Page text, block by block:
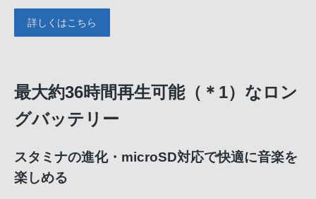
詳しくはこちら
最大約36時間再生可能（＊1）なロン
グバッテリー
スタミナの進化・microSD対応で快適に音楽を
楽しめる